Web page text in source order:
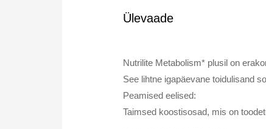
Ülevaade
Nutrilite Metabolism* plusil on
See lihtne igapäevane toidulisand
Peamised eelised:
Taimsed koostisosad, mis on